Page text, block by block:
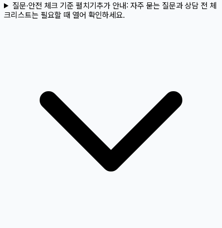
질문·안전 체크 기준 펼치기추가 안내: 자주 묻는 질문과 상담 전 체
크리스트는 필요할 때 열어 확인하세요.